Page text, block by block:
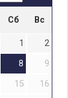
Сб Вс
1
2
8
9
15
16